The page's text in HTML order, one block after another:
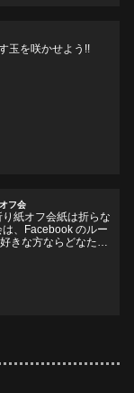
玉を咲かせよう!!
フ会
紙オフ会紙は折らな
、Facebook のルー
きな方ならどなたで